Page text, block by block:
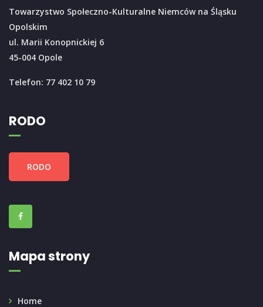
Towarzystwo Społeczno-Kulturalne Niemców na Śląsku
Opolskim
ul. Marii Konopnickiej 6
45-004 Opole
Telefon: 77 402 10 79
RODO
RODO
Mapa strony
Home